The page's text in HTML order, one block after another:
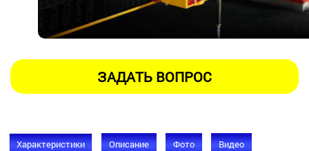
Характеристики Описание Фото Видео